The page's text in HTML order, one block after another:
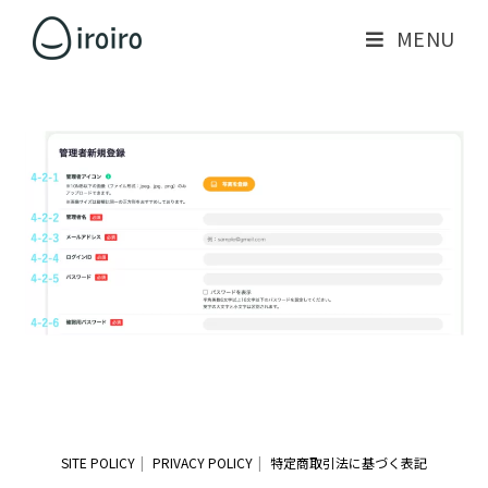
MENU
SITE POLICY PRIVACY POLICY 特定商取引法に基づく表記